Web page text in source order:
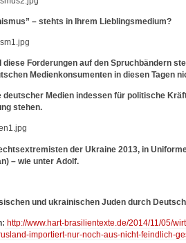
– stehts in Ihrem Lieblingsmedium?
diese Forderungen auf den Spruchbändern
Medienkonsumenten in diesen Tagen
deutscher Medien indessen für politische
stehen.
der Ukraine 2013, in
– wie unter Adolf.
und ukrainischen Juden durch
http://www.hart-brasilientexte.de/2014/11/05/
importiert-nur-noch-aus-nicht-feindlich-